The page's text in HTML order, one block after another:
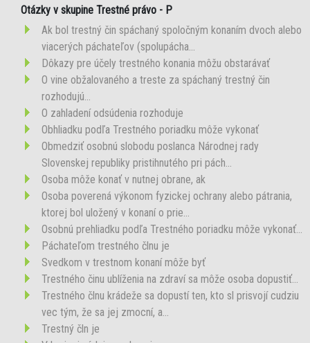
Otázky v skupine Trestné právo - P
Ak bol trestný čin spáchaný spoločným konaním dvoch alebo
viacerých páchateľov (spolupácha...
Dôkazy pre účely trestného konania môžu obstarávať
O vine obžalovaného a treste za spáchaný trestný čin
rozhodujú...
O zahladení odsúdenia rozhoduje
Obhliadku podľa Trestného poriadku môže vykonať
Obmedziť osobnú slobodu poslanca Národnej rady
Slovenskej republiky pristihnutého pri pách...
Osoba môže konať v nutnej obrane, ak
Osoba poverená výkonom fyzickej ochrany alebo pátrania,
ktorej bol uložený v konaní o prie...
Osobnú prehliadku podľa Trestného poriadku môže vykonať...
Páchateľom trestného člnu je
Svedkom v trestnom konaní môže byť
Trestného činu ublíženia na zdraví sa môže osoba dopustiť...
Trestného člnu krádeže sa dopustí ten, kto sl prisvojí cudziu
vec tým, že sa jej zmocní, a...
Trestný čln je